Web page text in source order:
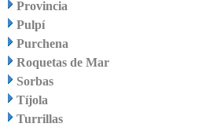
Provincia
Pulpí
Purchena
Roquetas de Mar
Sorbas
Tíjola
Turrillas